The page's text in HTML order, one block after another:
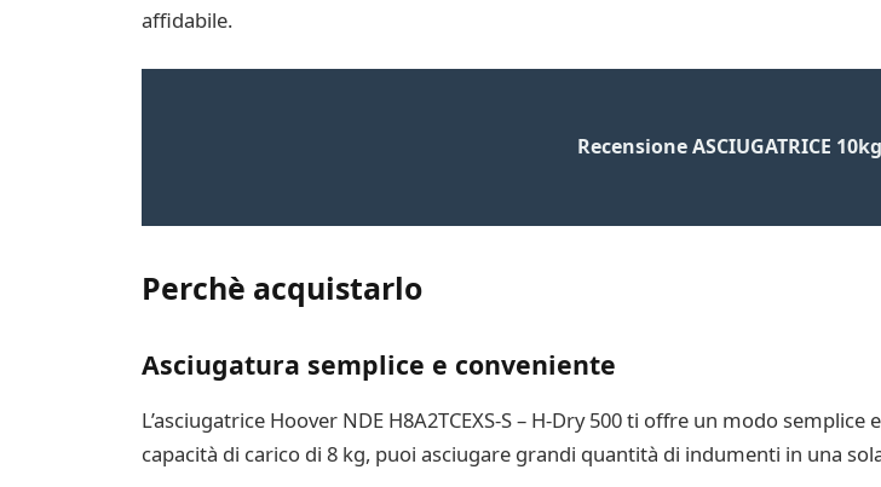
affidabile.
Recensione ASCIUGATRICE
Perchè acquistarlo
Asciugatura semplice e conveniente
L’asciugatrice Hoover NDE H8A2TCEXS-S – H-Dry 500 ti offre un modo
capacità di carico di 8 kg, puoi asciugare grandi quantità di indumenti in una